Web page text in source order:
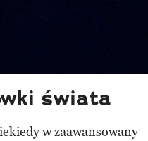
świata
w zaawansowany